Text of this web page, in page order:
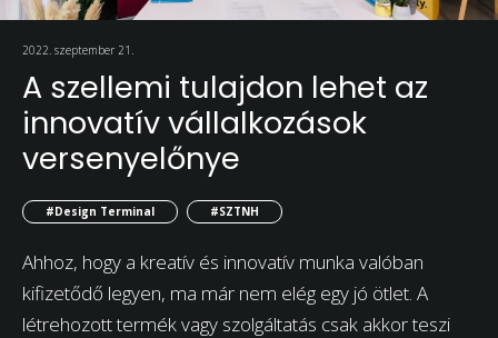
2022. szeptember 21.
A szellemi tulajdon lehet az
innovatív vállalkozások
versenyelőnye
#Design Terminal #SZTNH
Ahhoz, hogy a kreatív és innovatív munka valóban
kifizetődő legyen, ma már nem elég egy jó ötlet. A
létrehozott termék vagy szolgáltatás csak akkor teszi